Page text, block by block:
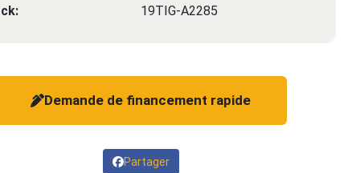
19TIG-A2285
Demande de financement rapide
Partager